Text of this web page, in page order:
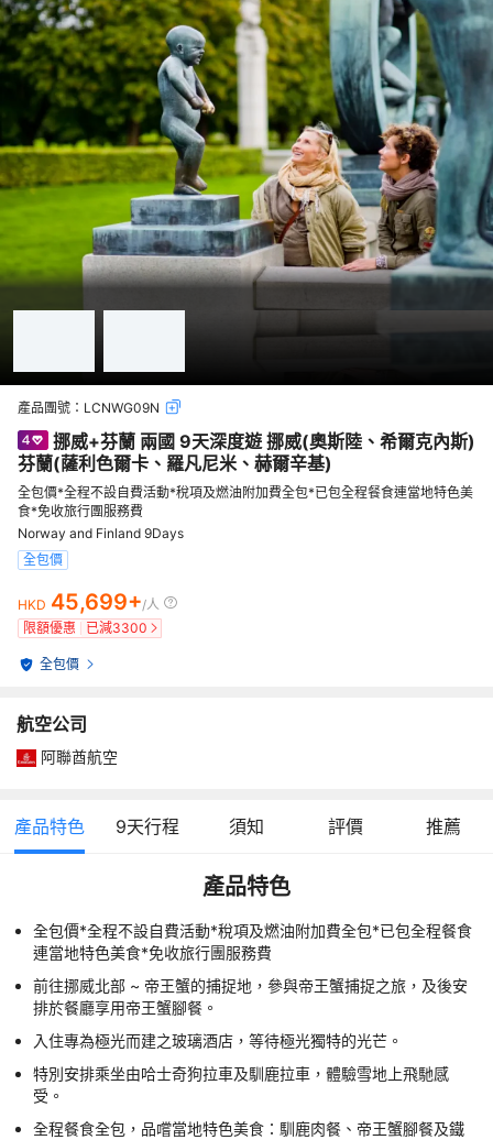
產品團號： LCNWG09N
挪威+芬蘭 兩國 9天深度遊 挪威(奧斯陸、希爾克內斯)
芬蘭(薩利色爾卡、羅凡尼米、赫爾辛基)
全包價*全程不設自費活動*稅項及燃油附加費全包*已包全程餐食連當地特色美
食*免收旅行團服務費
Norway and Finland 9Days
全包價
HKD 45,699+/人
限額優惠
已減3300
全包價
航空公司
阿聯酋航空
產品特色 9天行程 須知 評價 推薦
產品特色
全包價*全程不設自費活動*稅項及燃油附加費全包*已包全程餐食
連當地特色美食*免收旅行團服務費
前往挪威北部 ~ 帝王蟹的捕捉地，參與帝王蟹捕捉之旅，及後安
排於餐廳享用帝王蟹腳餐。
入住專為極光而建之玻璃酒店，等待極光獨特的光芒。
特別安排乘坐由哈士奇狗拉車及馴鹿拉車，體驗雪地上飛馳感
受。
全程餐食全包，品嚐當地特色美食：馴鹿肉餐、帝王蟹腳餐及鐵